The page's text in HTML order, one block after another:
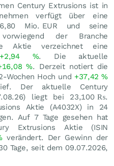
Century Extrusions ist in
verfügt über eine
Mio. EUR und seine
der Branche
Aktie verzeichnet eine
+2,94 %. Die aktuelle
%. Derzeit notiert die
Wochen Hoch und +37,42%
Der aktuelle Century
) liegt bei 23,100 ₨.
Aktie (A4032X) in 24
Auf 7 Tage gesehen hat
Extrusions Aktie (ISIN
verändert. Der Gewinn der
Tage, seit dem 09.07.2026,